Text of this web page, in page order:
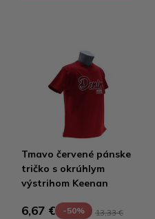
Tmavo červené pánske
tričko s okrúhlym
výstrihom Keenan
6,67 € -50% 13,33 €